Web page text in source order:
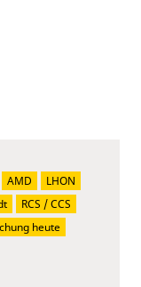
AMD
LHON
RCS / CCS
heute